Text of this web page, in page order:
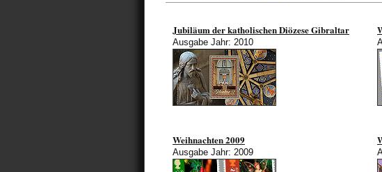
Jubiläum der katholischen Diözese Gibraltar
Ausgabe Jahr: 2010
Weihnachten 2009
Ausgabe Jahr: 2009